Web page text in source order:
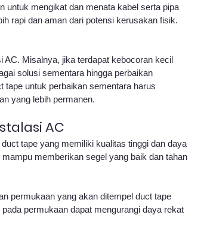
untuk mengikat dan menata kabel serta pipa
rapi dan aman dari potensi kerusakan fisik.
AC. Misalnya, jika terdapat kebocoran kecil
solusi sementara hingga perbaikan
tape untuk perbaikan sementara harus
yang lebih permanen.
AC
tape yang memiliki kualitas tinggi dan daya
memberikan segel yang baik dan tahan
permukaan yang akan ditempel duct tape
permukaan dapat mengurangi daya rekat